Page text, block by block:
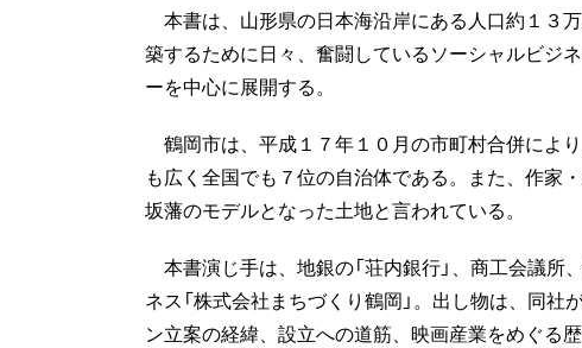
本書は、山形県の日本海沿岸にある人口約１３
築するために日々、奮闘しているソーシャルビジ
ーを中心に展開する。
鶴岡市は、平成１７年１０月の市町村合併によ
も広く全国でも７位の自治体である。また、作家
坂藩のモデルとなった土地と言われている。
本書演じ手は、地銀の「荘内銀行」、商工会議
ネス「株式会社まちづくり鶴岡」。出し物は、同社
ン立案の経緯、設立への道筋、映画産業をめぐる